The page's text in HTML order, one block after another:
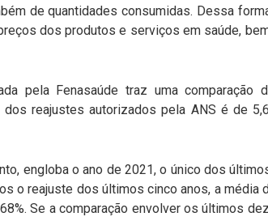
de quantidades consumidas. Dessa
dos produtos e serviços em saúde,
pela Fenasaúde traz uma comparação
reajustes autorizados pela ANS é de
engloba o ano de 2021, o único dos
o reajuste dos últimos cinco anos, a
Se a comparação envolver os últimos